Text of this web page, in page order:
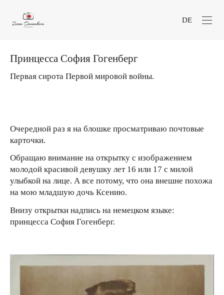
DE
Принцесса София Гогенберг
Первая сирота Первой мировой войны.
Очередной раз я на блошке просматриваю почтовые
карточки.
Обращаю внимание на открытку с изображением
молодой красивой девушку лет 16 или 17 с милой
улыбкой на лице. А все потому, что она внешне похожа
на мою младшую дочь Ксению.
Внизу открытки надпись на немецком языке:
принцесса София Гогенберг.